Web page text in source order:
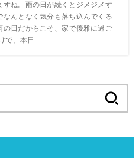
ね。雨の日が続くとジメジメす
んとなく気分も落ち込んでくる
日だからこそ、家で優雅に過ご
で、本日...
索: